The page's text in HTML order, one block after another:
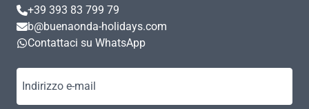
+39 393 83 799 79
b@buenaonda-holidays.com
Contattaci su WhatsApp
Indirizzo e-mail